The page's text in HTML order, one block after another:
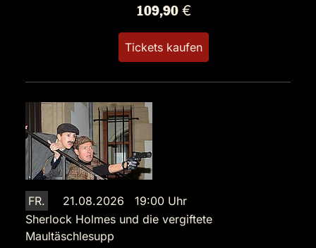
109,90 €
Tickets kaufen
FR.
21.08.2026 19:00 Uhr
Sherlock Holmes und die vergiftete
Maultäschlesupp